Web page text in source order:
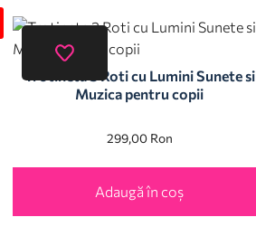
Trotineta 3 Roti cu Lumini Sunete si
Muzica pentru copii
299,00 Ron
Adaugă în coș